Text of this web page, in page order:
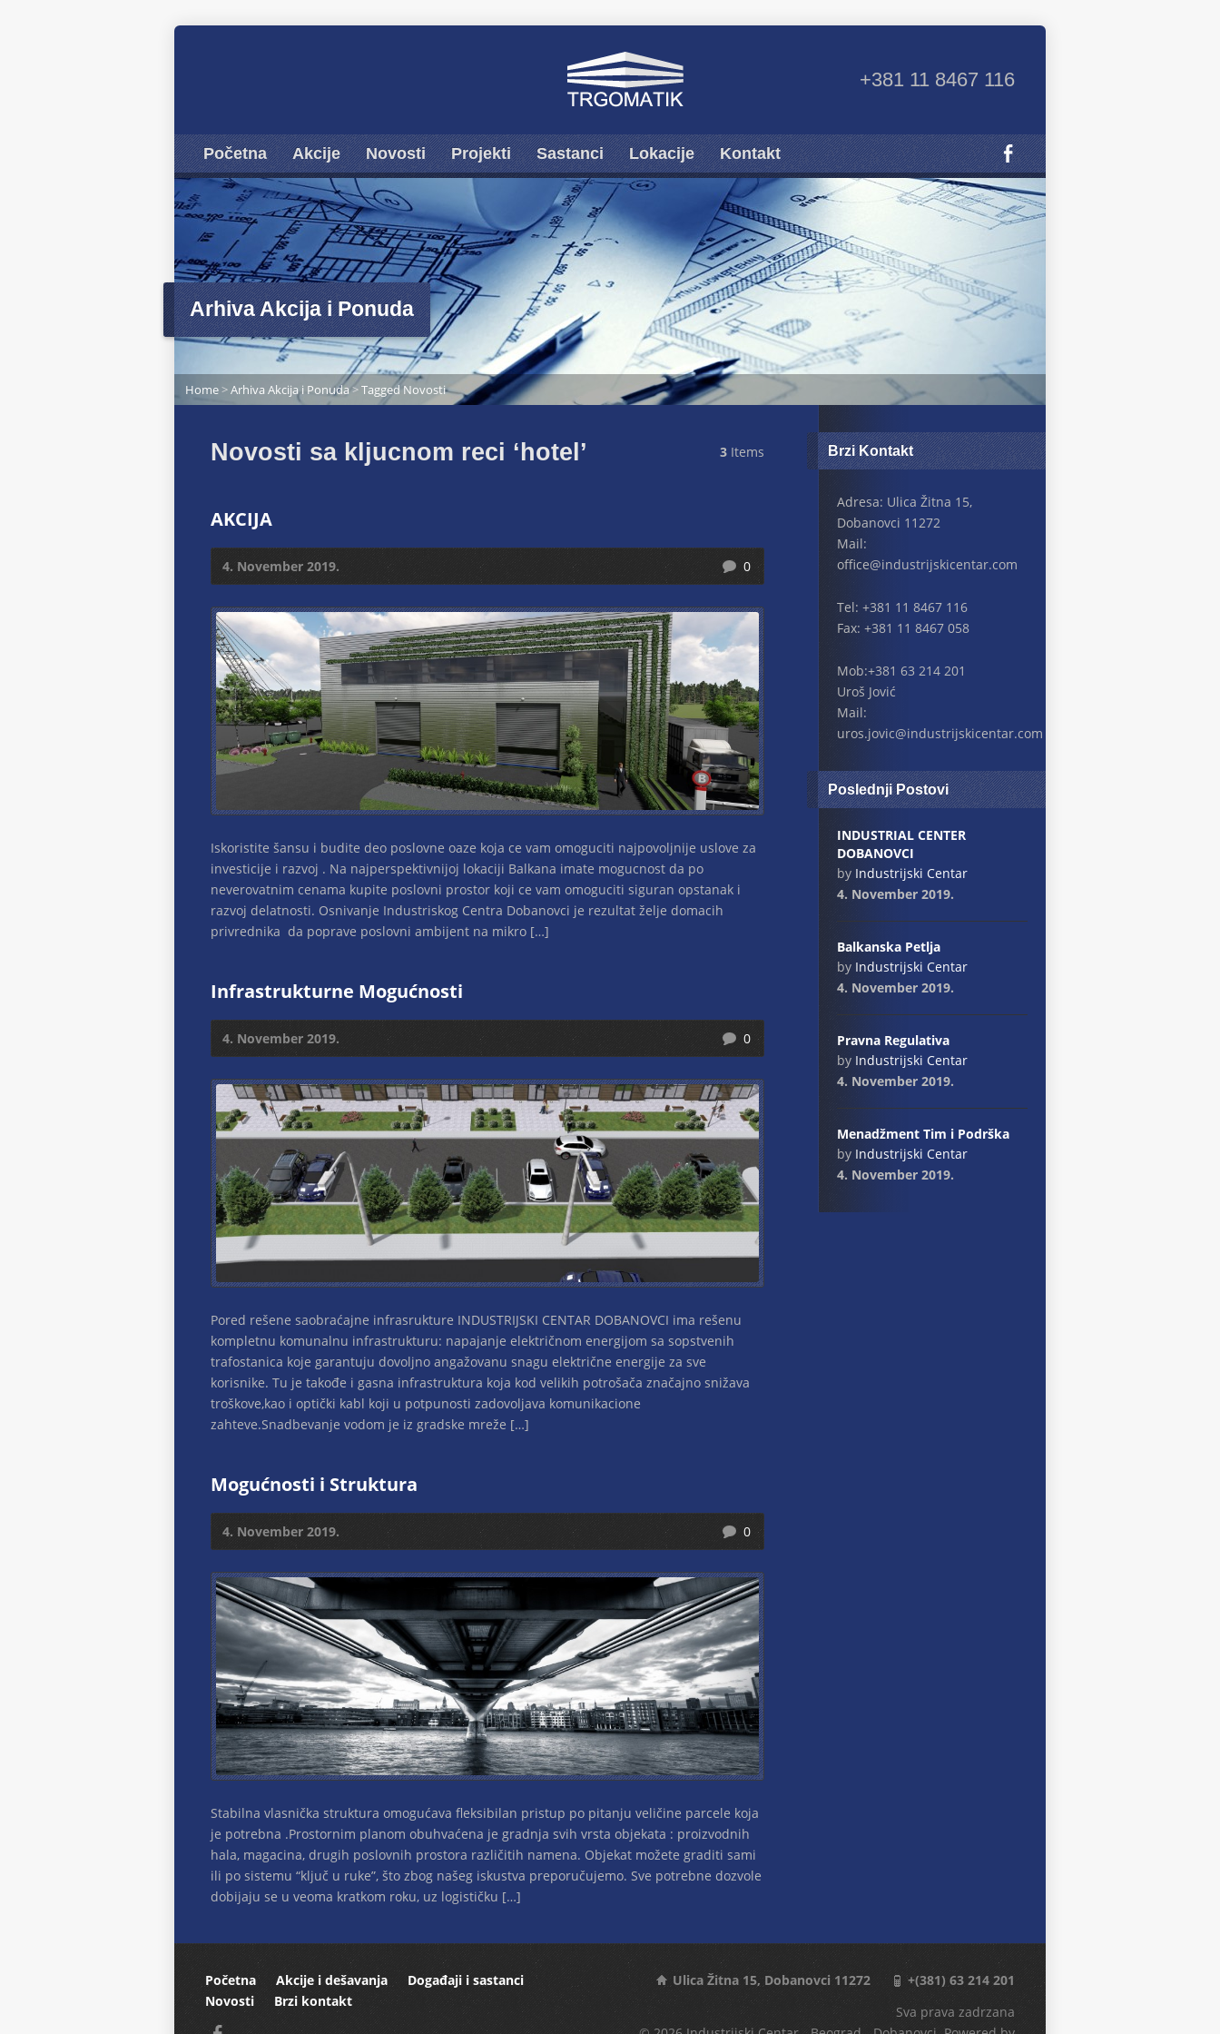
+381 11 8467 116
Početna Akcije Novosti Projekti Sastanci Lokacije Kontakt
Arhiva Akcija i Ponuda
Home>Arhiva Akcija i Ponuda>Tagged Novosti
Novosti sa kljucnom reci ‘hotel’ 3 Items
AKCIJA
4. November 2019. 0
Iskoristite šansu i budite deo poslovne oaze koja ce vam omoguciti najpovoljnije uslove za
investicije i razvoj . Na najperspektivnijoj lokaciji Balkana imate mogucnost da po
neverovatnim cenama kupite poslovni prostor koji ce vam omoguciti siguran opstanak i
razvoj delatnosti. Osnivanje Industriskog Centra Dobanovci je rezultat želje domacih
privrednika da poprave poslovni ambijent na mikro […]
Infrastrukturne Mogućnosti
4. November 2019. 0
Pored rešene saobraćajne infrasrukture INDUSTRIJSKI CENTAR DOBANOVCI ima rešenu
kompletnu komunalnu infrastrukturu: napajanje električnom energijom sa sopstvenih
trafostanica koje garantuju dovoljno angažovanu snagu električne energije za sve
korisnike. Tu je takođe i gasna infrastruktura koja kod velikih potrošača značajno snižava
troškove,kao i optički kabl koji u potpunosti zadovoljava komunikacione
zahteve.Snadbevanje vodom je iz gradske mreže […]
Mogućnosti i Struktura
4. November 2019. 0
Stabilna vlasnička struktura omogućava fleksibilan pristup po pitanju veličine parcele koja
je potrebna .Prostornim planom obuhvaćena je gradnja svih vrsta objekata : proizvodnih
hala, magacina, drugih poslovnih prostora različitih namena. Objekat možete graditi sami
ili po sistemu “ključ u ruke”, što zbog našeg iskustva preporučujemo. Sve potrebne dozvole
dobijaju se u veoma kratkom roku, uz logističku […]
Brzi Kontakt
Adresa: Ulica Žitna 15,
Dobanovci 11272
Mail:
office@industrijskicentar.com
Tel: +381 11 8467 116
Fax: +381 11 8467 058
Mob:+381 63 214 201
Uroš Jović
Mail:
uros.jovic@industrijskicentar.com
Poslednji Postovi
INDUSTRIAL CENTER
DOBANOVCI
by Industrijski Centar
4. November 2019.
Balkanska Petlja
by Industrijski Centar
4. November 2019.
Pravna Regulativa
by Industrijski Centar
4. November 2019.
Menadžment Tim i Podrška
by Industrijski Centar
4. November 2019.
Početna Akcije i dešavanja
Događaji i sastanci
Novosti
Brzi kontakt
Ulica Žitna 15, Dobanovci 11272
+(381) 63 214 201
Sva prava zadrzana